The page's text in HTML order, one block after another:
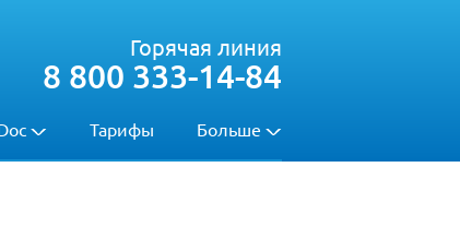
Тарифы Больше
Горячая линия
8 800 333-14-84